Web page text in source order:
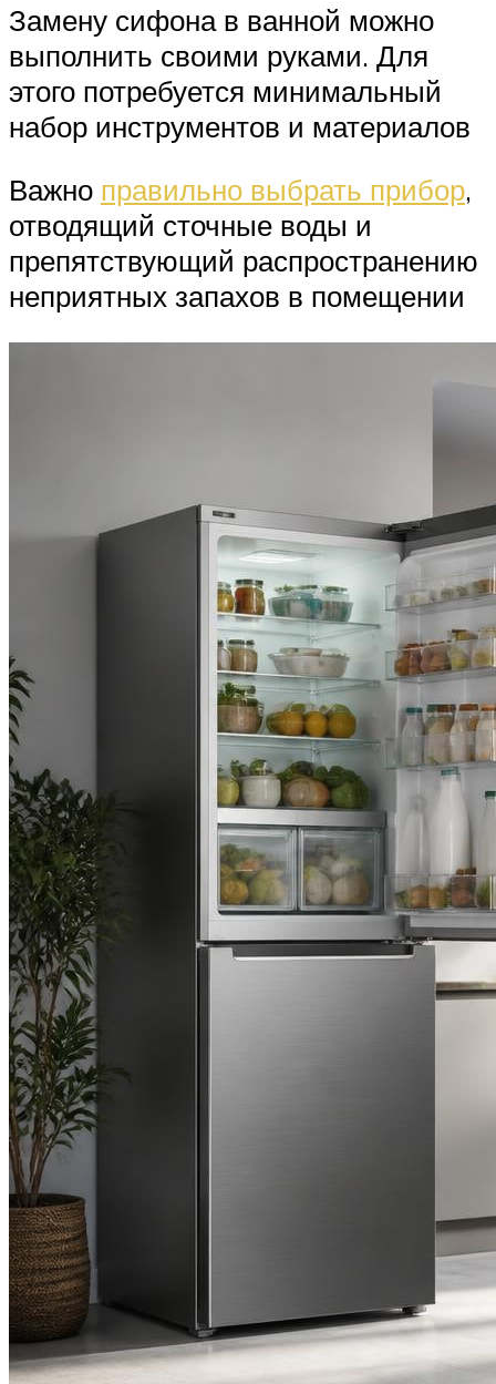
Замену сифона в ванной можно
выполнить своими руками. Для
этого потребуется минимальный
набор инструментов и материалов
Важно правильно выбрать прибор,
отводящий сточные воды и
препятствующий распространению
неприятных запахов в помещении